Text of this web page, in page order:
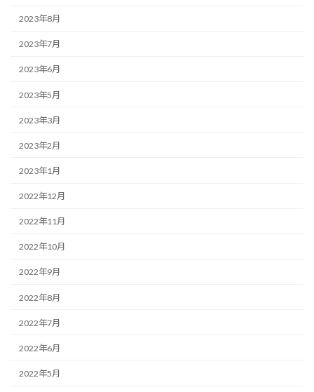
2023年8月
2023年7月
2023年6月
2023年5月
2023年3月
2023年2月
2023年1月
2022年12月
2022年11月
2022年10月
2022年9月
2022年8月
2022年7月
2022年6月
2022年5月